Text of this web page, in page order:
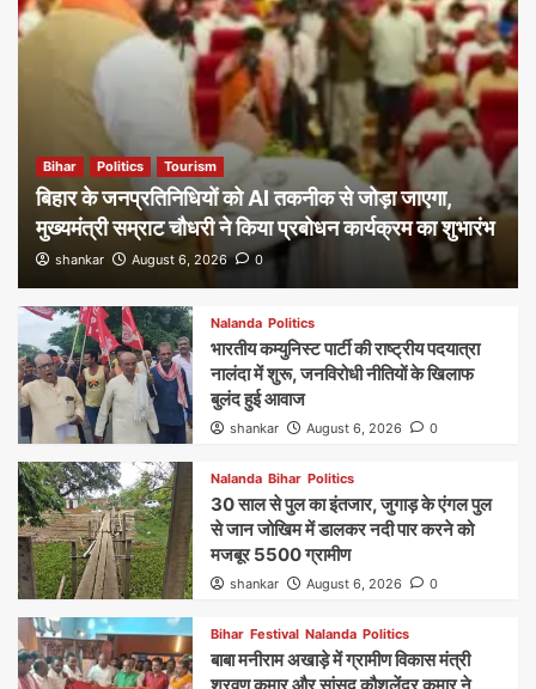
Bihar Politics Tourism
बिहार के जनप्रतिनिधियों को AI तकनीक से जोड़ा जाएगा,
मुख्यमंत्री सम्राट चौधरी ने किया प्रबोधन कार्यक्रम का शुभारंभ
shankar August 6, 2026 0
Nalanda Politics
भारतीय कम्युनिस्ट पार्टी की राष्ट्रीय पदयात्रा
नालंदा में शुरू, जनविरोधी नीतियों के खिलाफ
बुलंद हुई आवाज
shankar August 6, 2026 0
Nalanda Bihar Politics
30 साल से पुल का इंतजार, जुगाड़ के एंगल पुल
से जान जोखिम में डालकर नदी पार करने को
मजबूर 5500 ग्रामीण
shankar August 6, 2026 0
Bihar Festival Nalanda Politics
बाबा मनीराम अखाड़े में ग्रामीण विकास मंत्री